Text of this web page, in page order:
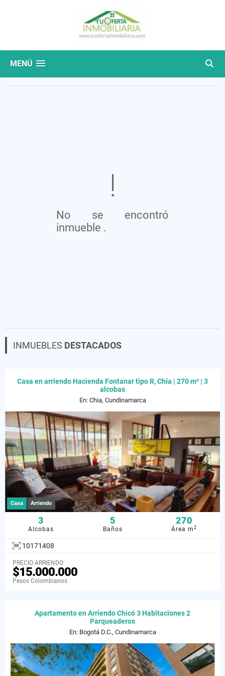
MENÚ
No se encontró
inmueble .
INMUEBLES DESTACADOS
Casa en arriendo Hacienda Fontanar tipo R, Chía | 270 m² | 3
alcobas
En: Chia, Cundinamarca
Casa Arriendo
3
Alcobas
5
Baños
270
Área m2
10171408
PRECIO ARRIENDO
$15.000.000
Pesos Colombianos
Apartamento en Arriendo Chicó 3 Habitaciones 2
Parqueaderos
En: Bogotá D.C., Cundinamarca